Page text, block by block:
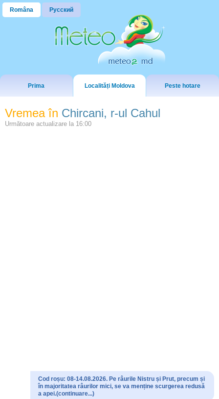
Româna Русский
Prima Localități Moldova Peste hotare
Vremea în Chircani, r-ul Cahul
Următoare actualizare la 16:00
Cod roșu: 08-14.08.2026. Pe râurile Nistru și Prut, precum și
în majoritatea râurilor mici, se va menține scurgerea redusă
a apei.(continuare...)